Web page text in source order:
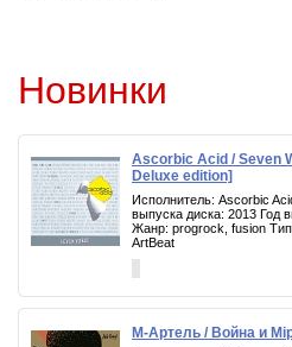
Новинки
Ascorbic Acid / Seven
Deluxe edition]
Исполнитель: Ascorbic
выпуска диска: 2013 Год
Жанр: progrock, fusion
ArtBeat
М-Артель / Война и